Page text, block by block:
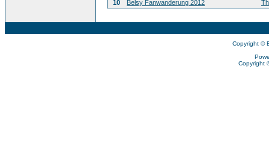
10
Belsy Fanwanderung 2012
Copyright ©
Copyright